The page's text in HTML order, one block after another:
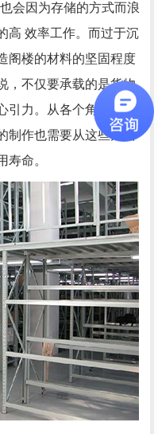
会因为存储的方式而浪
高 效率工作。而过于沉
阁楼的材料的坚固程度
，不仅要承载的是货物
引力。从各个角度去考
制作也需要从这些方面
寿命。